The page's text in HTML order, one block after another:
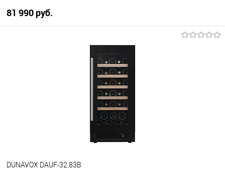
81 990 руб.
DUNAVOX DAUF-32.83B